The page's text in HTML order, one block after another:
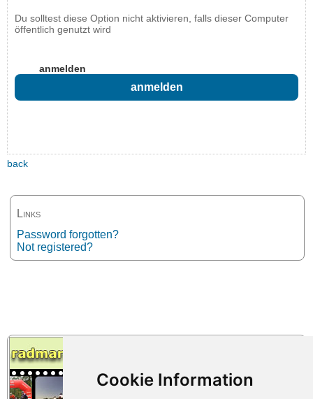
Links
Password forgotten?
Not registered?
Du solltest diese Option nicht aktivieren, falls dieser Computer
öffentlich genutzt wird
anmelden
back